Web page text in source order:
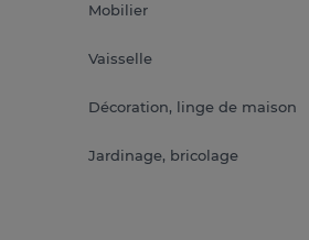
Mobilier
Vaisselle
Décoration, linge de maison
Jardinage, bricolage